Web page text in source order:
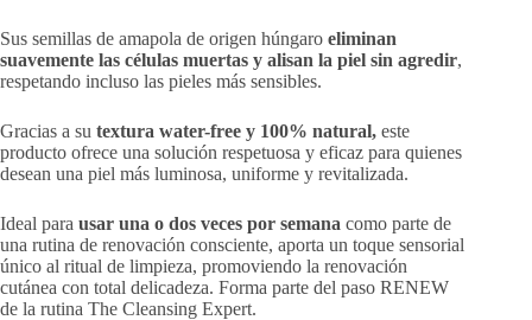
Sus semillas de amapola de origen húngaro eliminan
suavemente las células muertas y alisan la piel sin agredir,
respetando incluso las pieles más sensibles.
Gracias a su textura water-free y 100% natural, este
producto ofrece una solución respetuosa y eficaz para quienes
desean una piel más luminosa, uniforme y revitalizada.
Ideal para usar una o dos veces por semana como parte de
una rutina de renovación consciente, aporta un toque sensorial
único al ritual de limpieza, promoviendo la renovación
cutánea con total delicadeza. Forma parte del paso RENEW
de la rutina The Cleansing Expert.